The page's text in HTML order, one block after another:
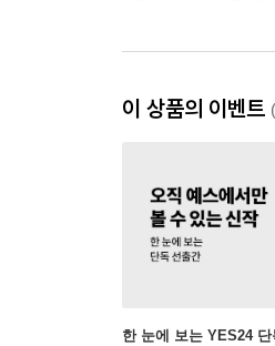
이 상품의 이벤트
한 눈에 보는 YES24